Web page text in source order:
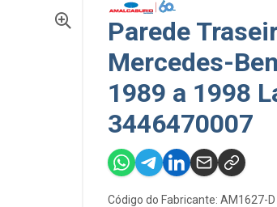
Parede
Mercedes-
1989 a 1998
3446470007
Código do Fabricante: AM1627-D